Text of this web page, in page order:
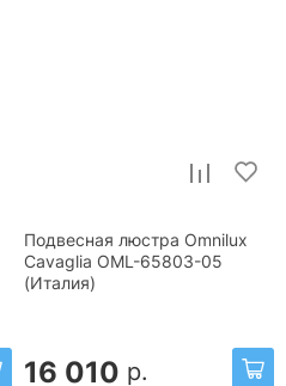
Подвесная люстра Omnilux
Cavaglia OML-65803-05
(Италия)
16 010 р.